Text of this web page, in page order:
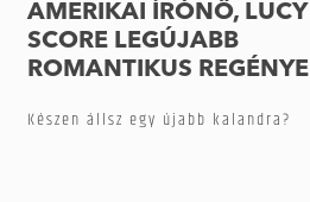
AMERIKAI ÍRÓNŐ, LUCY
SCORE LEGÚJABB
ROMANTIKUS REGÉNYE
Készen állsz egy újabb kalandra?